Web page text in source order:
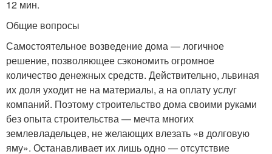
12 мин.
Общие вопросы
Самостоятельное возведение дома — логичное
решение, позволяющее сэкономить огромное
количество денежных средств. Действительно, львиная
их доля уходит не на материалы, а на оплату услуг
компаний. Поэтому строительство дома своими руками
без опыта строительства — мечта многих
землевладельцев, не желающих влезать «в долговую
яму». Останавливает их лишь одно — отсутствие